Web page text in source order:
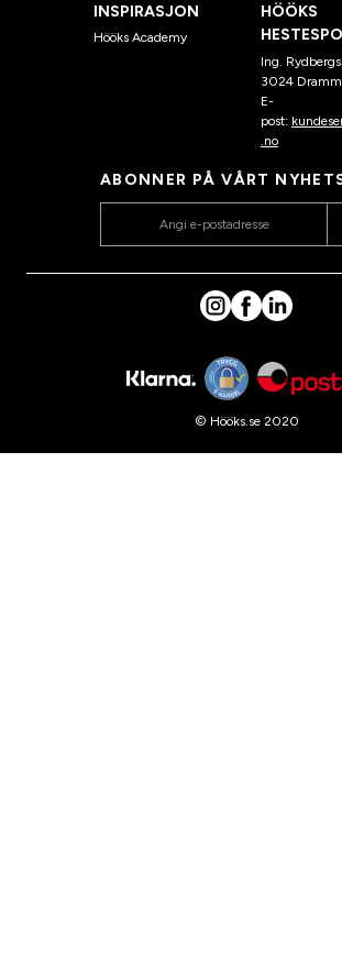
INSPIRASJON
Hööks Academy
HÖÖKS
Ing.
3024
E-
post:
.no
ABONNER PÅ VÅRT
© Hööks.se 2020